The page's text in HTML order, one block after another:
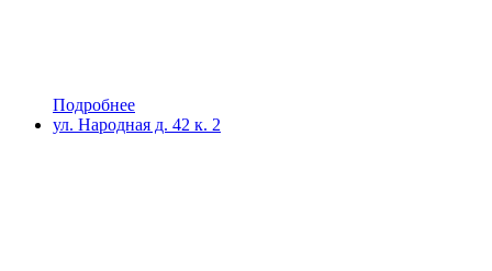
Подробнее
ул. Народная д. 42 к. 2